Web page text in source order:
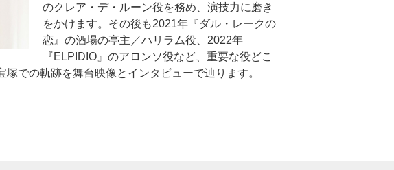
のクレア・デ・ルーン役を務め、演技力に磨き
をかけます。その後も2021年『ダル・レークの
恋』の酒場の亭主／ハリラム役、2022年
『ELPIDIO』のアロンソ役など、重要な役どこ
での軌跡を舞台映像とインタビューで辿ります。